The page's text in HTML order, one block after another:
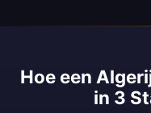
Hoe een
in 3